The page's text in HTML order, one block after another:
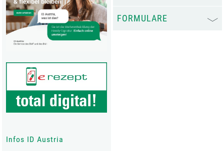
Infos ID Austria
FORMULARE